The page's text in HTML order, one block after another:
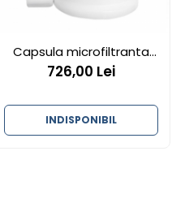
Capsula microfiltranta
Demicap apa sterila 0,2
microni 60 cicluri
sau subțire
726,00 Lei
INDISPONIBIL